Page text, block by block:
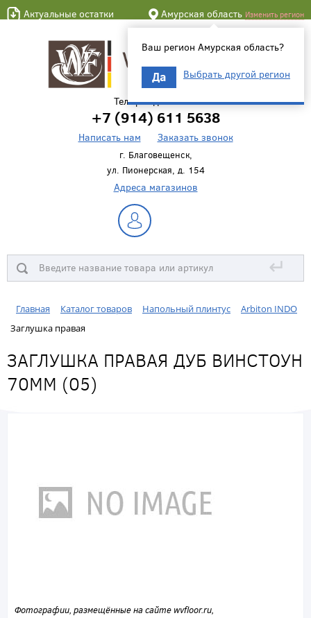
Актуальные остатки Амурская область Изменить регион
Ваш регион Амурская область?
Да Выбрать другой регион
Телефон для связи
+7 (914) 611 5638
Написать нам Заказать звонок
г. Благовещенск,
ул. Пионерская, д. 154
Адреса магазинов
↵
Главная Каталог товаров Напольный плинтус
Arbiton INDO
Заглушка правая
ЗАГЛУШКА ПРАВАЯ ДУБ ВИНСТОУН
70ММ (05)
Фотографии, размещённые на сайте wvfloor.ru,